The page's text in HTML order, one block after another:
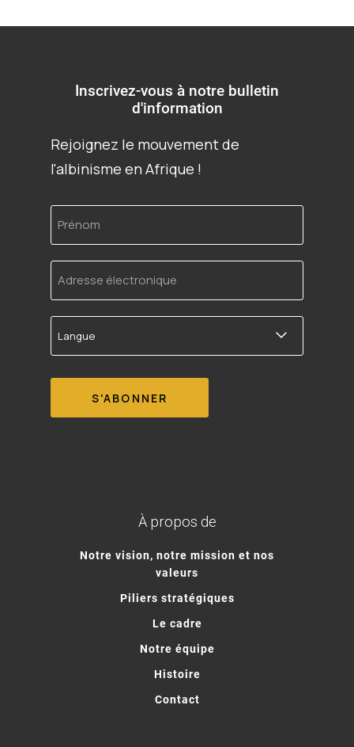
Inscrivez-vous à notre bulletin
d'information
Rejoignez le mouvement de
l'albinisme en Afrique !
Prénom
Adresse
électronique
Langue
À propos de
Notre vision, notre mission et nos
valeurs
Piliers stratégiques
Le cadre
Notre équipe
Histoire
Contact